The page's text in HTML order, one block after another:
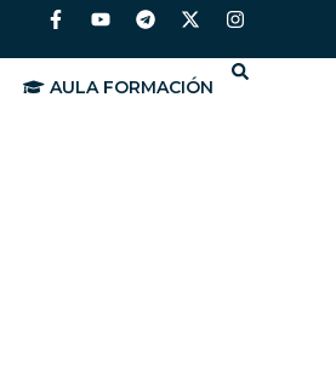
AULA FORMACIÓN